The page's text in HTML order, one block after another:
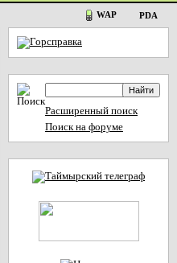
WAP PDA
Расширенный поиск
Поиск на форуме